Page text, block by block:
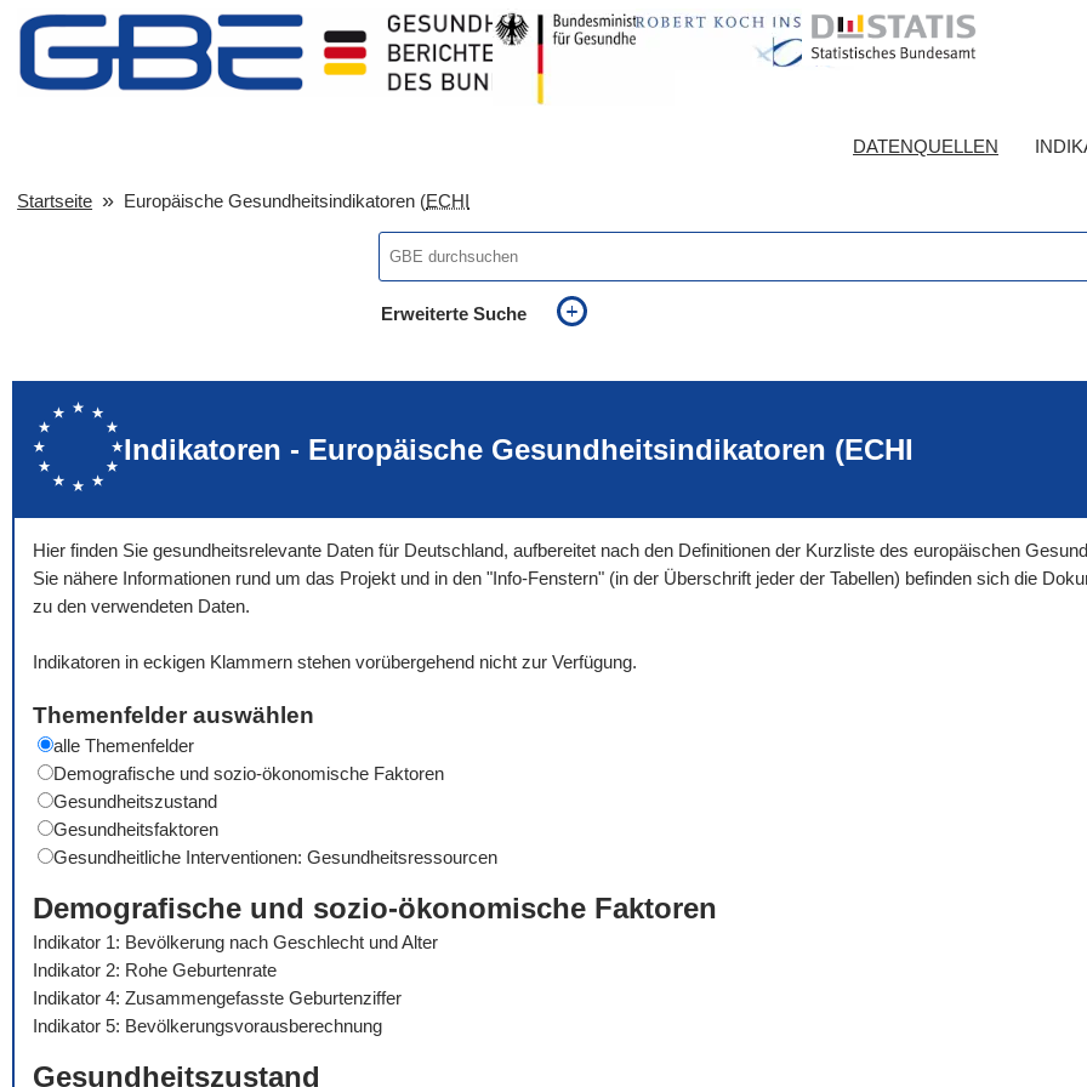
DATENQUELLEN
Startseite Europäische Gesundheitsindikatoren (ECHI
Erweiterte Suche
Indikatoren - Europäische Gesundheitsindikatoren (ECHI
Hier finden Sie gesundheitsrelevante Daten für Deutschland, aufbereitet nach den Definitionen der Kurzliste des europäischen
Sie nähere Informationen rund um das Projekt und in den "Info-Fenstern" (in der Überschrift jeder der Tabellen) befinden sich die
zu den verwendeten Daten.
Indikatoren in eckigen Klammern stehen vorübergehend nicht zur Verfügung.
Themenfelder auswählen
alle Themenfelder
Demografische und sozio-ökonomische Faktoren
Gesundheitszustand
Gesundheitsfaktoren
Gesundheitliche Interventionen: Gesundheitsressourcen
Demografische und sozio-ökonomische Faktoren
Indikator 1: Bevölkerung nach Geschlecht und Alter
Indikator 2: Rohe Geburtenrate
Indikator 4: Zusammengefasste Geburtenziffer
Indikator 5: Bevölkerungsvorausberechnung
Gesundheitszustand